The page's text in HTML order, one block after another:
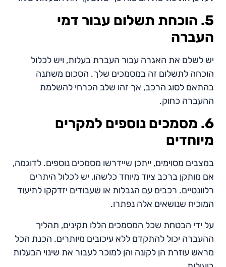
5. הוכחת תשלום עבור דמי
העברה
יש לשלם את האגרה עבור העברת בעלות, ויש לכלול
הוכחה לתשלום זה במסמכים שלך. הסכום משתנה
בהתאם לסוג הרכב, אך זהו שלב הכרחי להשלמת
ההעברה כחוק.
6. מסמכים נוספים למקרים
מיוחדים
במצבים מסוימים, ייתכן שיידרשו מסמכים נוספים. לדוגמה,
אם מותקן ברכב ציוד מיוחד כלשהו, יש לכלול היתרים
רלוונטיים. רכבים עם הגבלות או שעבודים יזדקקו לתיעוד
המוכיח שנושאים אלה נפתרו.
על ידי הבטחת שכל המסמכים הללו תקינים, תהליך
ההעברה יכול להתקדם ללא עיכובים מיותרים. הכנת הכל
מראש עוזרת הן לקונה והן למוכר לעבור את שינוי הבעלות